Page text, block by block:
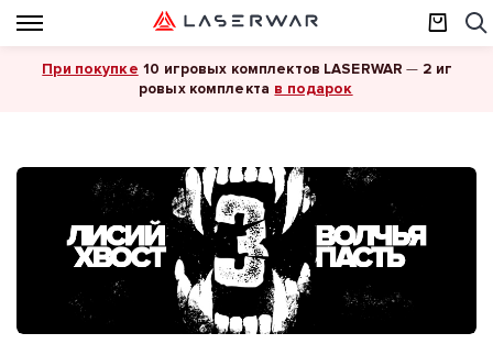
При покупке 10 игровых комплектов LASERWAR — 2 иг
ровых комплекта в подарок